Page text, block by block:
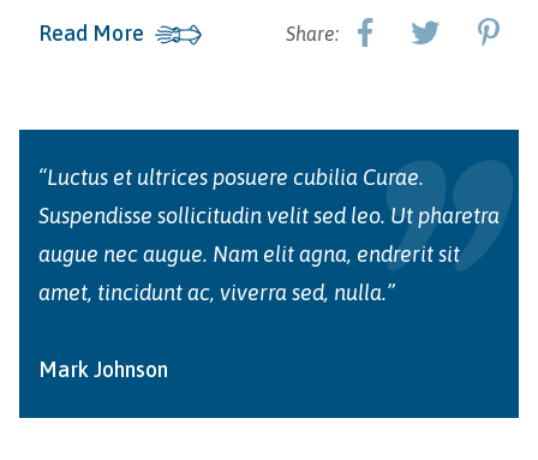
Read More Share:
“Luctus et ultrices posuere cubilia Curae.
Suspendisse sollicitudin velit sed leo. Ut pharetra
augue nec augue. Nam elit agna, endrerit sit
amet, tincidunt ac, viverra sed, nulla.”
Mark Johnson